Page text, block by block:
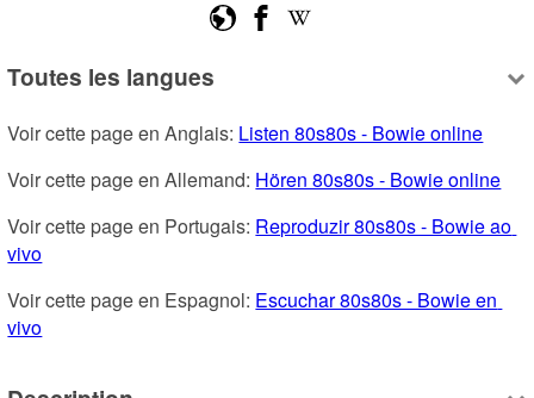
Toutes les langues
Voir cette page en Anglais: Listen 80s80s - Bowie online
Voir cette page en Allemand: Hören 80s80s - Bowie online
Voir cette page en Portugais: Reproduzir 80s80s - Bowie ao
vivo
Voir cette page en Espagnol: Escuchar 80s80s - Bowie en
vivo